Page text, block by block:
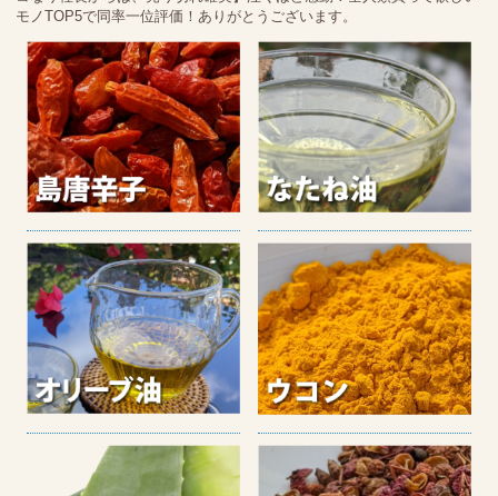
モノTOP5で同率一位評価！ありがとうございます。